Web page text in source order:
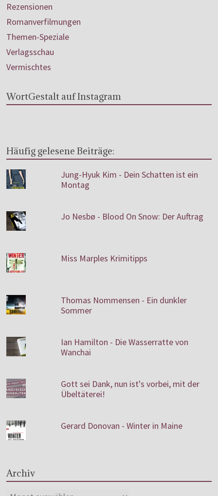
Rezensionen
Romanverfilmungen
Themen-Speziale
Verlagsschau
Vermischtes
WortGestalt auf Instagram
Häufig gelesene Beiträge:
Jung-Hyuk Kim - Dein Schatten ist ein
Montag
Jo Nesbø - Blood On Snow: Der Auftrag
Miss Marples Krimitipps
Thomas Nommensen - Ein dunkler
Sommer
Ian Hamilton - Die Wasserratte von
Wanchai
Gott sei Dank, nun ist's vorbei, mit der
Übeltäterei!
Gerard Donovan - Winter in Maine
Archiv